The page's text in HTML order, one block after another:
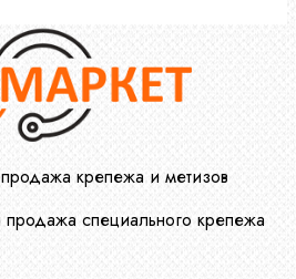
крепежа и метизов
продажа специального крепежа